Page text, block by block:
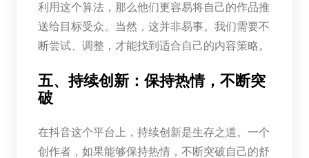
利用这个算法，那么他们更容易将自己的作品推
送给目标受众。当然，这并非易事。我们需要不
断尝试、调整，才能找到适合自己的内容策略。
五、持续创新：保持热情，不断突
破
在抖音这个平台上，持续创新是生存之道。一个
创作者，如果能够保持热情，不断突破自己的舒